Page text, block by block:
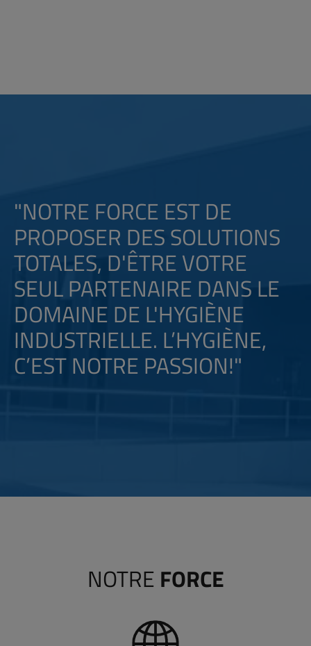
"NOTRE FORCE EST DE
PROPOSER DES SOLUTIONS
TOTALES, D'ÊTRE VOTRE
SEUL PARTENAIRE DANS LE
DOMAINE DE L'HYGIÈNE
INDUSTRIELLE. L’HYGIÈNE,
C’EST NOTRE PASSION!"
NOTRE FORCE